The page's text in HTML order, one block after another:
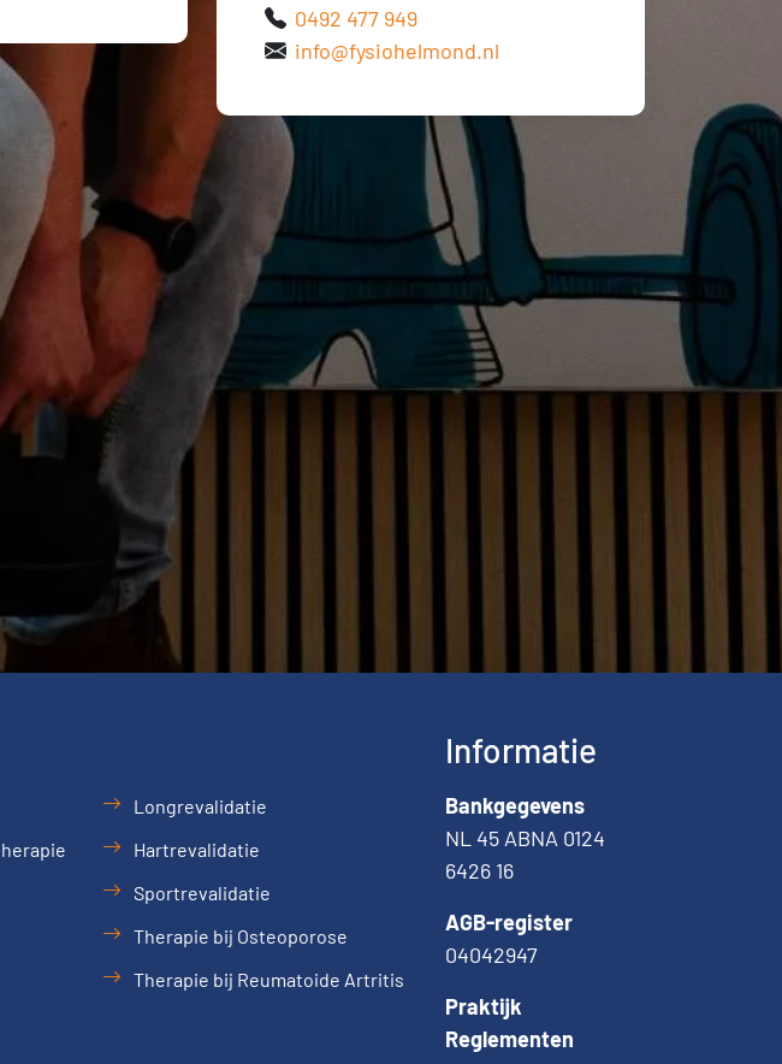
0492 477 949
info@fysiohelmond.nl
Longrevalidatie
Hartrevalidatie
Sportrevalidatie
Therapie bij Osteoporose
Therapie bij Reumatoide Artritis
Informatie
Bankgegevens
NL 45 ABNA 0124
6426 16
AGB-register
04042947
Praktijk
Reglementen